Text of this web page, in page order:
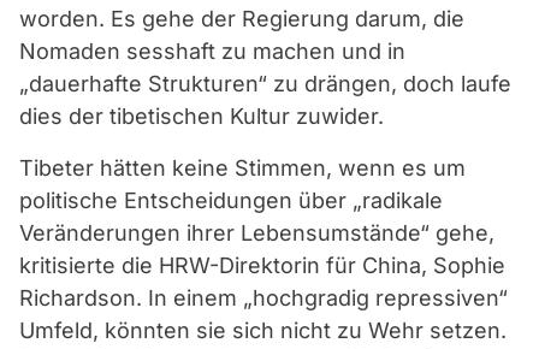
worden. Es gehe der Regierung darum, die
Nomaden sesshaft zu machen und in
„dauerhafte Strukturen“ zu drängen, doch laufe
dies der tibetischen Kultur zuwider.
Tibeter hätten keine Stimmen, wenn es um
politische Entscheidungen über „radikale
Veränderungen ihrer Lebensumstände“ gehe,
kritisierte die HRW-Direktorin für China, Sophie
Richardson. In einem „hochgradig repressiven“
Umfeld, könnten sie sich nicht zu Wehr setzen.